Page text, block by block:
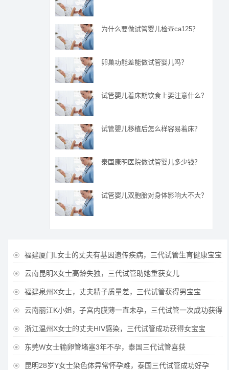
为什么要做试管婴儿检查ca125？
卵巢功能差能做试管婴儿吗？
试管婴儿着床期饮食上要注意什么？
试管婴儿移植后怎么样容易着床？
泰国康明医院做试管婴儿多少钱？
试管婴儿双胞胎对身体影响大不大？
 福建厦门L女士的丈夫有基因遗传疾病，三代试管生育健康宝宝
 云南昆明X女士高龄失独，三代试管助她重获女儿
 福建泉州X女士，丈夫精子质量差，三代试管获得男宝宝
 云南丽江K小姐，子宫内膜薄一直未孕，三代试管一次成功获得
 浙江温州X女士的丈夫HIV感染，三代试管成功获得女宝宝
 东莞W女士输卵管堵塞3年不孕，泰国三代试管喜获
 昆明28岁Y女士染色体异常怀孕难，泰国三代试管成功好孕